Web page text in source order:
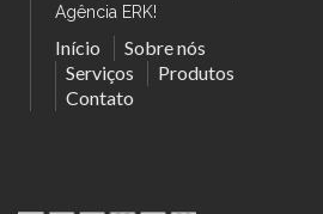
Agência ERK!
Início
Sobre nós
Serviços
Produtos
Contato